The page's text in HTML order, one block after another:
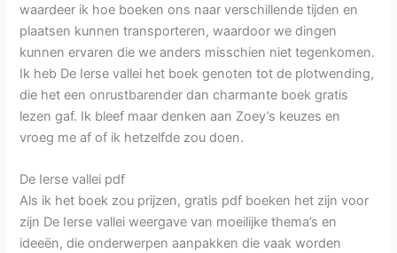
waardeer ik hoe boeken ons naar verschillende tijden en
plaatsen kunnen transporteren, waardoor we dingen
kunnen ervaren die we anders misschien niet tegenkomen.
Ik heb De Ierse vallei het boek genoten tot de plotwending,
die het een onrustbarender dan charmante boek gratis
lezen gaf. Ik bleef maar denken aan Zoey’s keuzes en
vroeg me af of ik hetzelfde zou doen.
De Ierse vallei pdf
Als ik het boek zou prijzen, gratis pdf boeken het zijn voor
zijn De Ierse vallei weergave van moeilijke thema’s en
ideeën, die onderwerpen aanpakken die vaak worden